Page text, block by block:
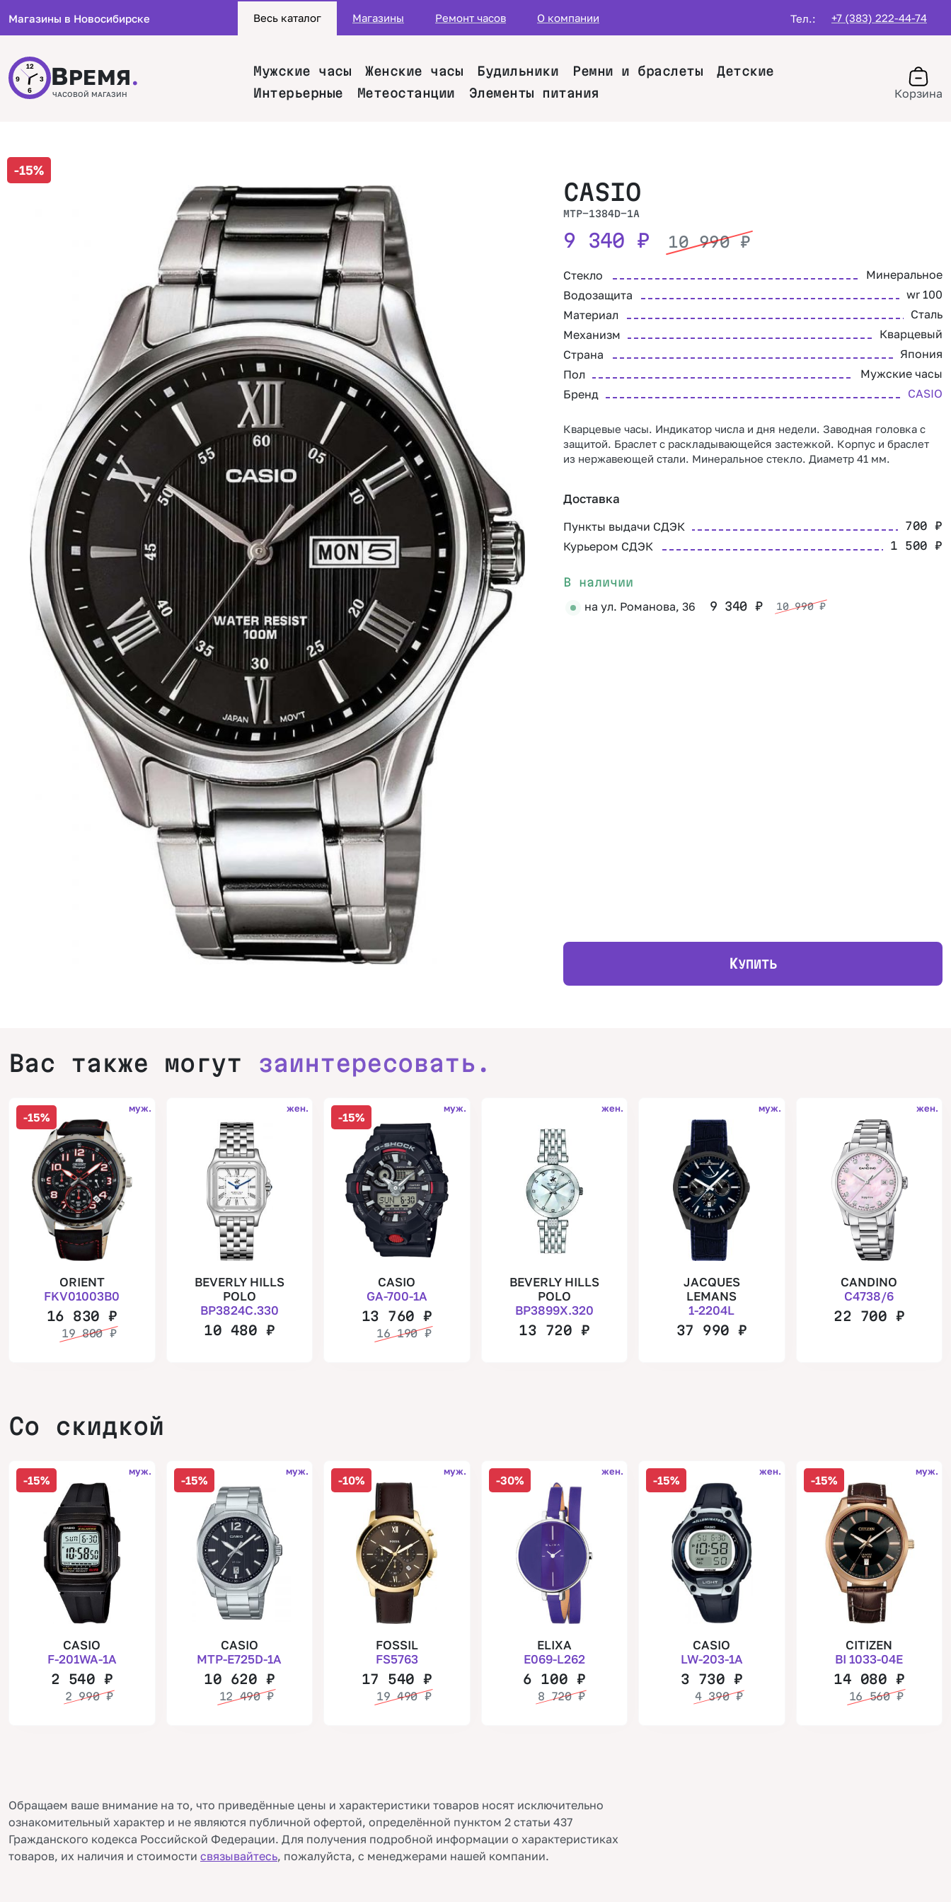
Магазины в Новосибирске Весь каталог Магазины Ремонт часов О компании Тел.: +7 (383) 222-44-74
12
3
6
9 ВРЕМЯ.
ЧАСОВОЙ МАГАЗИН
Мужские часы Женские часы Будильники Ремни и браслеты
Детские
Интерьерные
Метеостанции Элементы питания Корзина
-15%
CASIO
MTP-1384D-1A
9 340 ₽ 10 990₽
Стекло
Минеральное
Водозащита
wr 100
Материал
Сталь
Механизм
Кварцевый
Страна
Япония
Пол
Мужские часы
Бренд
CASIO
Кварцевые часы. Индикатор числа и дня недели. Заводная головка с
защитой. Браслет с раскладывающейся застежкой. Корпус и браслет
из нержавеющей стали. Минеральное стекло. Диаметр 41 мм.
Доставка
Пункты выдачи СДЭК 700₽
Курьером СДЭК 1 500₽
В наличии
на ул. Романова, 36 9 340 ₽ 10 990₽
КУПИТЬ
Вас также могут заинтересовать.
-15%
муж.
ORIENT
FKV01003B0
16 830₽
19 800₽
жен.
BEVERLY HILLS
POLO
BP3824C.330
10 480 ₽
-15%
муж.
CASIO
GA-700-1A
13 760₽
16 190₽
жен.
BEVERLY HILLS
POLO
BP3899X.320
13 720 ₽
муж.
JACQUES
LEMANS
1-2204L
37 990₽
жен.
CANDINO
C4738/6
22 700 ₽
Со скидкой
-15%
муж.
CASIO
F-201WA-1A
2 540₽
2 990₽
-15%
муж.
CASIO
MTP-E725D-1A
10 620 ₽
12 490₽
-10%
муж.
FOSSIL
FS5763
17 540₽
19 490₽
-30%
жен.
ELIXA
E069-L262
6 100 ₽
8 720₽
-15%
жен.
CASIO
LW-203-1A
3 730₽
4 390₽
-15%
муж.
CITIZEN
BI 1033-04E
14 080 ₽
16 560₽
Обращаем ваше внимание на то, что приведённые цены и характеристики товаров носят исключительно
ознакомительный характер и не являются публичной офертой, определённой пунктом 2 статьи 437
Гражданского кодекса Российской Федерации. Для получения подробной информации о характеристиках
товаров, их наличия и стоимости связывайтесь, пожалуйста, с менеджерами нашей компании.